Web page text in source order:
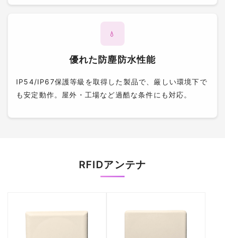
💧
優れた防塵防水性能
IP54/IP67保護等級を取得した製品で、厳しい環境下で
も安定動作。屋外・工場など過酷な条件にも対応。
RFIDアンテナ